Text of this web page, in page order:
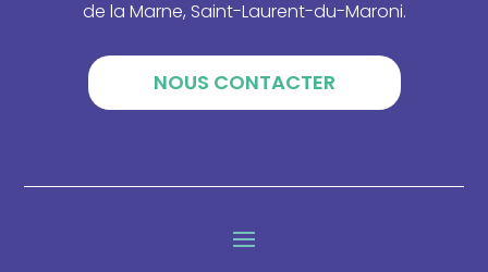
de la Marne, Saint-Laurent-du-Maroni.
NOUS CONTACTER